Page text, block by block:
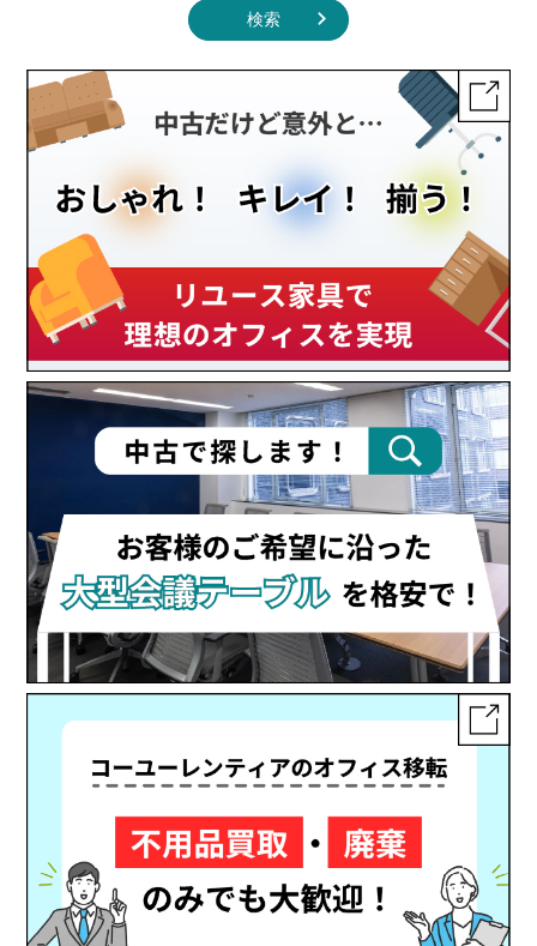
検索